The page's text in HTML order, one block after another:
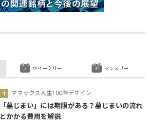
マネックス人生100年デザイン
「墓じまい」には期限がある？墓じまいの流れ
とかかる費用を解説
ウイークリー マンスリー